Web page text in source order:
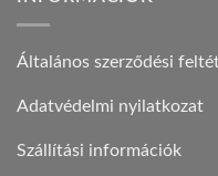
Általános szerződési
Adatvédelmi nyilatkozat
Szállítási információk